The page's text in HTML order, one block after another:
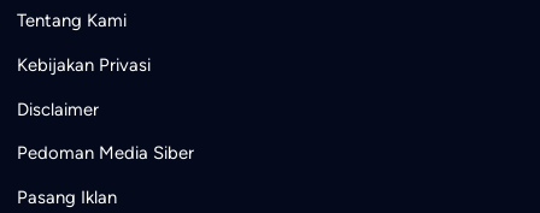
Tentang Kami
Kebijakan Privasi
Disclaimer
Pedoman Media Siber
Pasang Iklan